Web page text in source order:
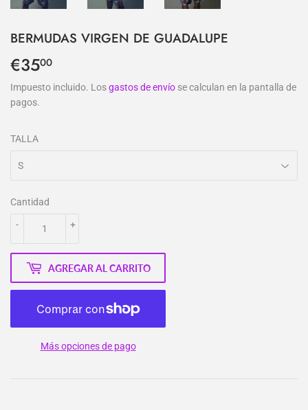
BERMUDAS VIRGEN DE GUADALUPE
€3500
Impuesto incluido. Losgastos de envío se calculan en la pantalla de
pagos.
TALLA
Cantidad
+
-
AGREGAR AL CARRITO
Más opciones de pago